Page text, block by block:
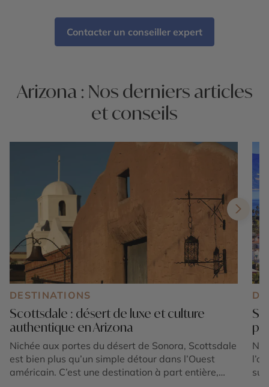
Contacter un conseiller expert
Arizona : Nos derniers articles
et conseils
DESTINATIONS
Scottsdale : désert de luxe et culture
authentique en Arizona
Nichée aux portes du désert de Sonora, Scottsdale
est bien plus qu’un simple détour dans l’Ouest
américain. C’est une destination à part entière,